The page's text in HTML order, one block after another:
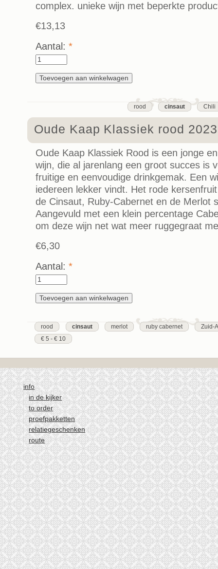
complex. unieke wijn met beperkte
€13,13
Aantal: *
rood cinsaut Chili
Oude Kaap Klassiek rood 2023
Oude Kaap Klassiek Rood is een jonge
wijn, die al jarenlang een groot succes is
fruitige en eenvoudige drinkgemak. Een
iedereen lekker vindt. Het rode
de Cinsaut, Ruby-Cabernet en de Merlot
Aangevuld met een klein percentage
om deze wijn net wat meer ruggegraat
€6,30
Aantal: *
rood cinsaut merlot ruby cabernet
Zuid-
€ 5 - € 10
info
in de kijker
to order
proefpakketten
relatiegeschenken
route